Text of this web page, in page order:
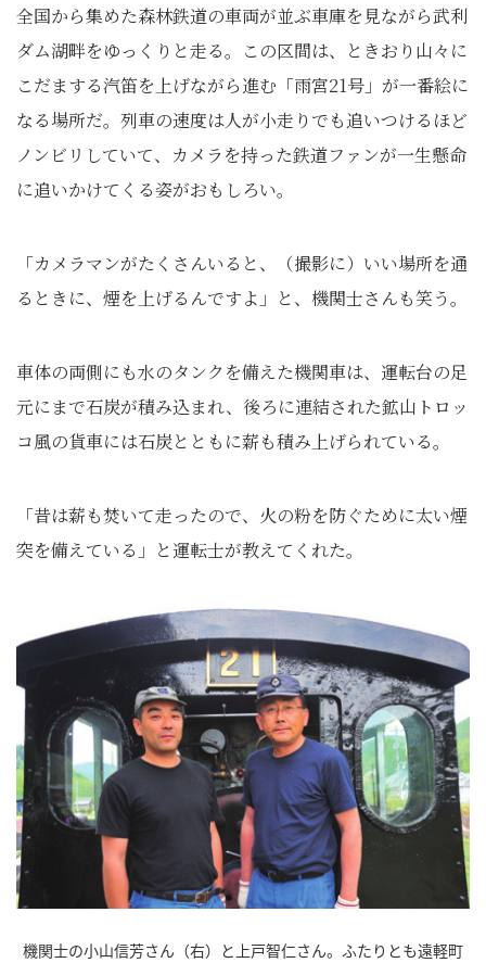
全国から集めた森林鉄道の車両が並ぶ車庫を見ながら武利
ダム湖畔をゆっくりと走る。この区間は、ときおり山々に
こだまする汽笛を上げながら進む「雨宮21号」が一番絵に
なる場所だ。列車の速度は人が小走りでも追いつけるほど
ノンビリしていて、カメラを持った鉄道ファンが一生懸命
に追いかけてくる姿がおもしろい。
「カメラマンがたくさんいると、（撮影に）いい場所を通
るときに、煙を上げるんですよ」と、機関士さんも笑う。
車体の両側にも水のタンクを備えた機関車は、運転台の足
元にまで石炭が積み込まれ、後ろに連結された鉱山トロッ
コ風の貨車には石炭とともに薪も積み上げられている。
「昔は薪も焚いて走ったので、火の粉を防ぐために太い煙
突を備えている」と運転士が教えてくれた。
機関士の小山信芳さん（右）と上戸智仁さん。ふたりとも遠軽町